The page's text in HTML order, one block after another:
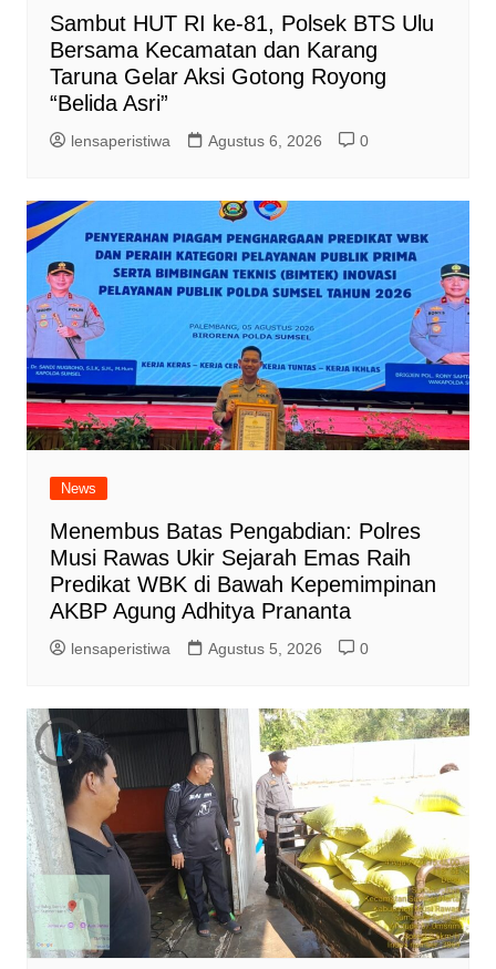
Sambut HUT RI ke-81, Polsek BTS Ulu
Bersama Kecamatan dan Karang
Taruna Gelar Aksi Gotong Royong
“Belida Asri”
lensaperistiwa Agustus 6, 2026 0
News
Menembus Batas Pengabdian: Polres
Musi Rawas Ukir Sejarah Emas Raih
Predikat WBK di Bawah Kepemimpinan
AKBP Agung Adhitya Prananta
lensaperistiwa Agustus 5, 2026 0